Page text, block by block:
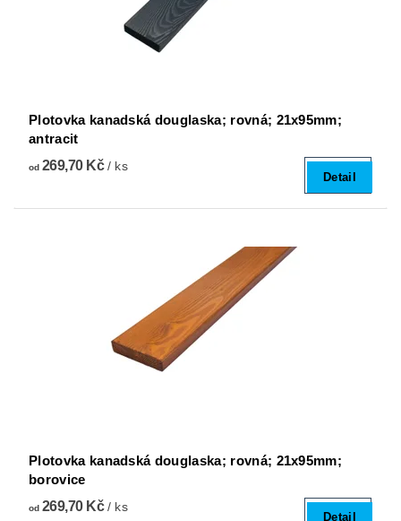
Plotovka kanadská douglaska; rovná; 21x95mm;
antracit
od269,70 Kč/ ks
Detail
Plotovka kanadská douglaska; rovná; 21x95mm;
borovice
od269,70 Kč/ ks
Detail